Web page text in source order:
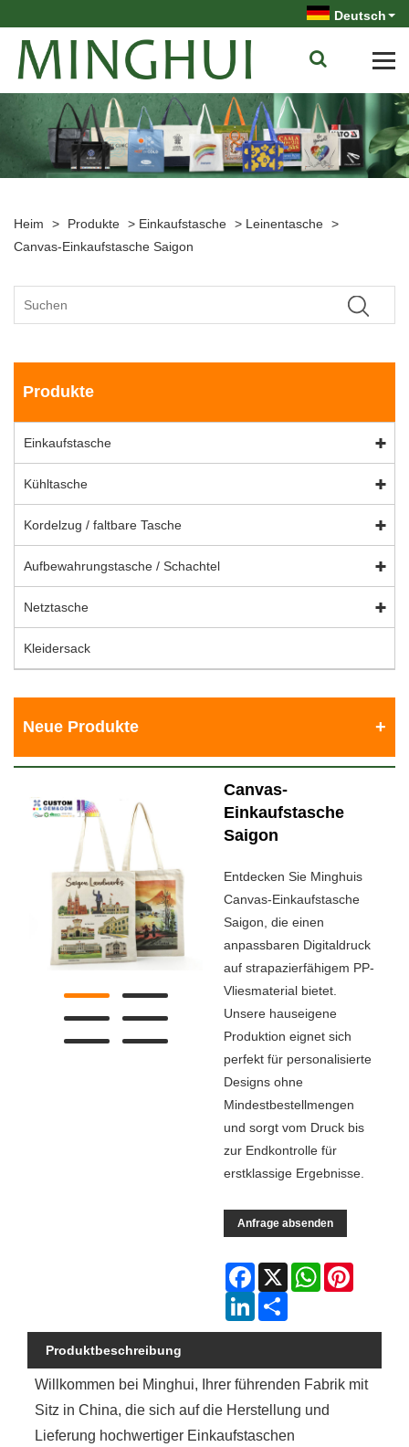
Deutsch
Heim > Produkte > Einkaufstasche > Leinentasche >
Canvas-Einkaufstasche Saigon
Produkte
Einkaufstasche
Kühltasche
Kordelzug / faltbare Tasche
Aufbewahrungstasche / Schachtel
Netztasche
Kleidersack
Neue Produkte
Canvas-
Einkaufstasche
Saigon
Entdecken Sie Minghuis
Canvas-Einkaufstasche
Saigon, die einen
anpassbaren Digitaldruck
auf strapazierfähigem PP-
Vliesmaterial bietet.
Unsere hauseigene
Produktion eignet sich
perfekt für personalisierte
Designs ohne
Mindestbestellmengen
und sorgt vom Druck bis
zur Endkontrolle für
erstklassige Ergebnisse.
Anfrage absenden
Facebook
X WhatsApp
LinkedIn
Produktbeschreibung
Willkommen bei Minghui, Ihrer führenden Fabrik mit
Sitz in China, die sich auf die Herstellung und
Lieferung hochwertiger Einkaufstaschen